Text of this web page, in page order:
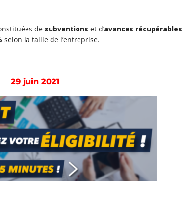
de subventions et d’avances récupérables
selon la taille de l’entreprise.
29 juin 2021